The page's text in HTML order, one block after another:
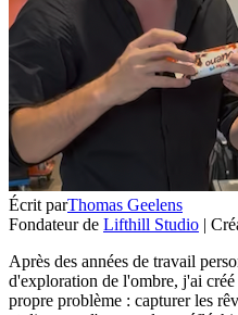
Écrit parThomas Geelens
Fondateur de Lifthill Studio |
Après des années de travail
d'exploration de l'ombre, j'ai
propre problème : capturer les